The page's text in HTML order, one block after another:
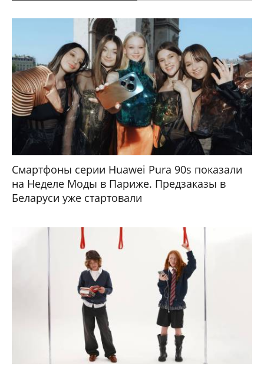
Смартфоны серии Huawei Pura 90s показали
на Неделе Моды в Париже. Предзаказы в
Беларуси уже стартовали